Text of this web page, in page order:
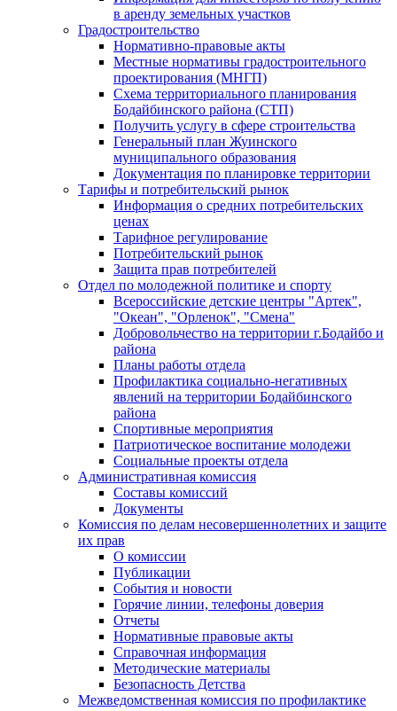
в аренду земельных участков
Градостроительство
Нормативно-правовые акты
Местные нормативы градостроительного
проектирования (МНГП)
Схема территориального планирования
Бодайбинского района (СТП)
Получить услугу в сфере строительства
Генеральный план Жуинского
муниципального образования
Документация по планировке территории
Тарифы и потребительский рынок
Информация о средних потребительских
ценах
Тарифное регулирование
Потребительский рынок
Защита прав потребителей
Отдел по молодежной политике и спорту
Всероссийские детские центры "Артек",
"Океан", "Орленок", "Смена"
Добровольчество на территории г.Бодайбо и
района
Планы работы отдела
Профилактика социально-негативных
явлений на территории Бодайбинского
района
Спортивные мероприятия
Патриотическое воспитание молодежи
Социальные проекты отдела
Административная комиссия
Составы комиссий
Документы
Комиссия по делам несовершеннолетних и защите
их прав
О комиссии
Публикации
События и новости
Горячие линии, телефоны доверия
Отчеты
Нормативные правовые акты
Справочная информация
Методические материалы
Безопасность Детства
Межведомственная комиссия по профилактике